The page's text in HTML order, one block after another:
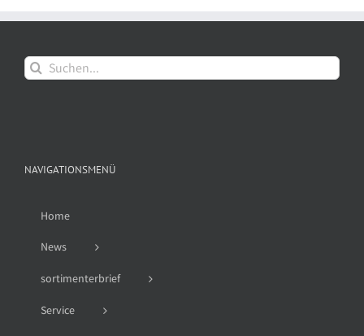
Suche
nach:
NAVIGATIONSMENÜ
Home
News
sortimenterbrief
Service